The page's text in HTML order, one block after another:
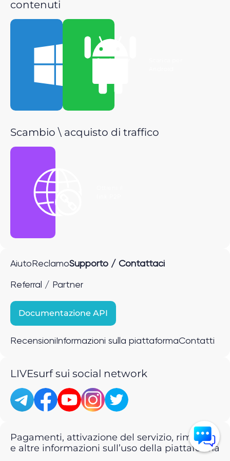
contenuti
Scarica per
Scambio \ acquisto di traffico
Aiuto ReclamoSupporto / Contattaci
Referral / Partner
Documentazione API
Recensioni Informazioni sulla piattaformaContatti
LIVEsurf sui social network
Pagamenti, attivazione del servizio, rimborsi
e altre informazioni sull’uso della piattaforma